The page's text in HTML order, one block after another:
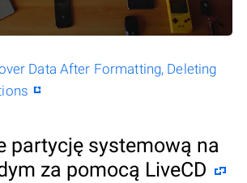
Data After Formatting, Deleting
partycję systemową na
za pomocą LiveCD